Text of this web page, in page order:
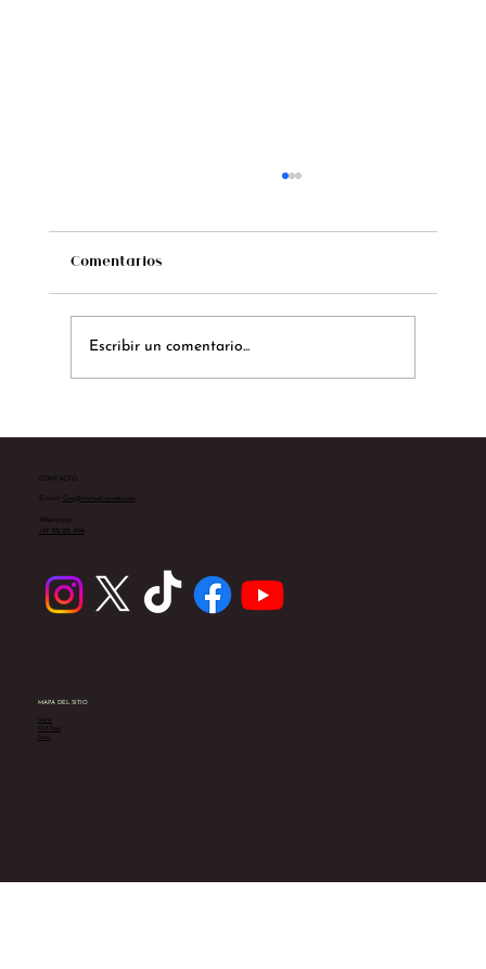
Te presentamos a Sarah Yates
Comentarios
Escribir un comentario...
MAPA DEL SITIO
CM Post
CONTACTO
E-mail: Ceo@cmstudiosweb.com
Whatsapp:
+57 312 231 4196